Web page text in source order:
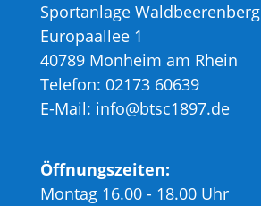
Sportanlage Waldbeerenberg
Europaallee 1
40789 Monheim am Rhein
Telefon: 02173 60639
E-Mail: info@btsc1897.de
Öffnungszeiten:
Montag 16.00 - 18.00 Uhr